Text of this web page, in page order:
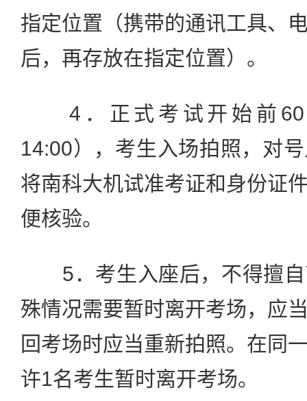
指定位置（携带的通讯工具、
后，再存放在指定位置）。
4．正式考试开始前60
14:00），考生入场拍照，对
将南科大机试准考证和身份证
便核验。
5．考生入座后，不得擅自
殊情况需要暂时离开考场，应
回考场时应当重新拍照。在同
许1名考生暂时离开考场。